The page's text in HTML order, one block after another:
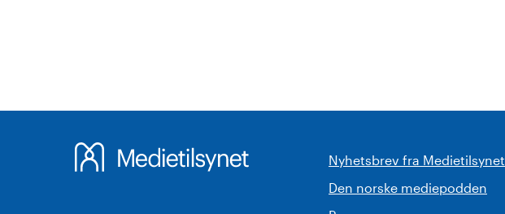
Nyhetsbrev fra Medietilsynet
Den norske mediepodden